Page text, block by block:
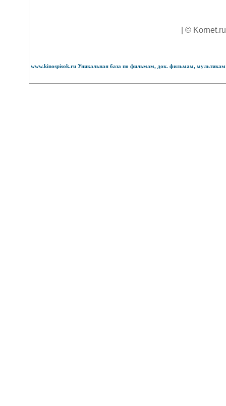
| ©
www.kinospisok.ru Уникальная база по фильмам, док. фильмам,